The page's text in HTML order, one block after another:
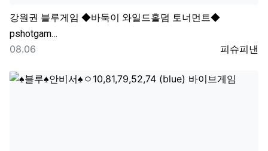
강원권 블루게임 ◆바둑이 와일드홀덤 토너먼트◆
pshotgam…
등록자
피슈피낸
등록일
08.06